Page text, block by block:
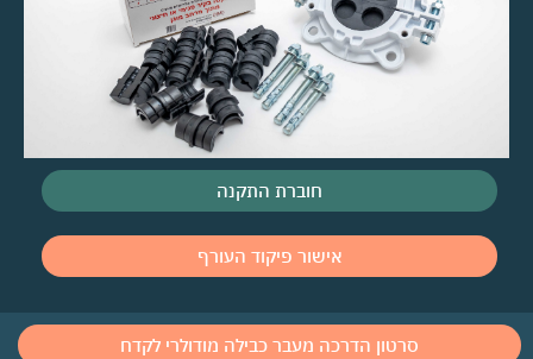
חוברת התקנה
אישור פיקוד העורף
סרטון הדרכה מעבר כבילה מודולרי לקדח